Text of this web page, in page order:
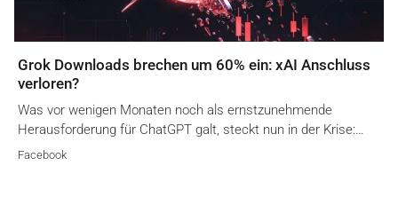
Grok Downloads brechen um 60% ein: xAI Anschluss
verloren?
Was vor wenigen Monaten noch als ernstzunehmende
Herausforderung für ChatGPT galt, steckt nun in der Krise:…
Facebook